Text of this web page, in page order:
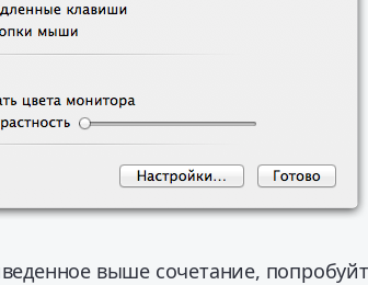
выше сочетание,